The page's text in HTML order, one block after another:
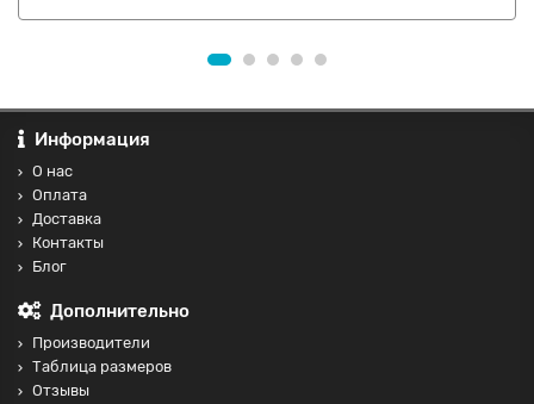
Информация
О нас
Оплата
Доставка
Контакты
Блог
Дополнительно
Производители
Таблица размеров
Отзывы